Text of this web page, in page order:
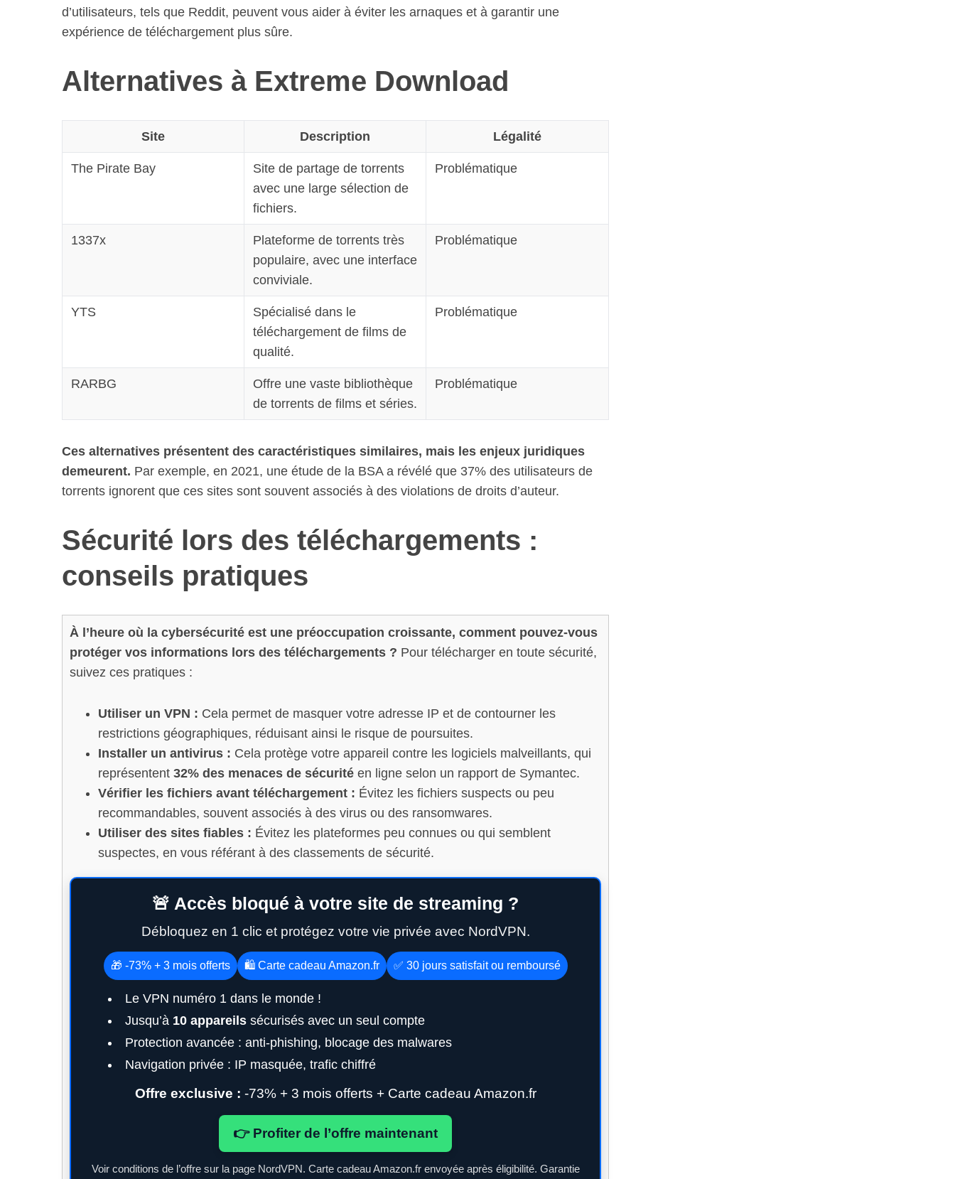
d’utilisateurs, tels que Reddit, peuvent vous aider à éviter les arnaques et à garantir une
expérience de téléchargement plus sûre.
Alternatives à Extreme Download
Site Description Légalité
The Pirate Bay
Site de partage de torrents
avec une large sélection de
fichiers.
Problématique
1337x
Plateforme de torrents très
populaire, avec une interface
conviviale.
Problématique
YTS
Spécialisé dans le
téléchargement de films de
qualité.
Problématique
RARBG
Offre une vaste bibliothèque
de torrents de films et séries.
Problématique
Ces alternatives présentent des caractéristiques similaires, mais les enjeux juridiques
demeurent. Par exemple, en 2021, une étude de la BSA a révélé que 37% des utilisateurs de
torrents ignorent que ces sites sont souvent associés à des violations de droits d’auteur.
Sécurité lors des téléchargements :
conseils pratiques
À l’heure où la cybersécurité est une préoccupation croissante, comment pouvez-vous
protéger vos informations lors des téléchargements ? Pour télécharger en toute sécurité,
suivez ces pratiques :
Utiliser un VPN : Cela permet de masquer votre adresse IP et de contourner les
restrictions géographiques, réduisant ainsi le risque de poursuites.
Installer un antivirus : Cela protège votre appareil contre les logiciels malveillants, qui
représentent 32% des menaces de sécurité en ligne selon un rapport de Symantec.
Vérifier les fichiers avant téléchargement : Évitez les fichiers suspects ou peu
recommandables, souvent associés à des virus ou des ransomwares.
Utiliser des sites fiables : Évitez les plateformes peu connues ou qui semblent
suspectes, en vous référant à des classements de sécurité.
🚨 Accès bloqué à votre site de streaming ?
Débloquez en 1 clic et protégez votre vie privée avec NordVPN.
🎁 -73% + 3 mois offerts 🛍️ Carte cadeau Amazon.fr ✅ 30 jours satisfait ou remboursé
Le VPN numéro 1 dans le monde !
Jusqu’à 10 appareils sécurisés avec un seul compte
Protection avancée : anti-phishing, blocage des malwares
Navigation privée : IP masquée, trafic chiffré
Offre exclusive : -73% + 3 mois offerts + Carte cadeau Amazon.fr
👉 Profiter de l’offre maintenant
Voir conditions de l’offre sur la page NordVPN. Carte cadeau Amazon.fr envoyée après éligibilité. Garantie
a
o
: